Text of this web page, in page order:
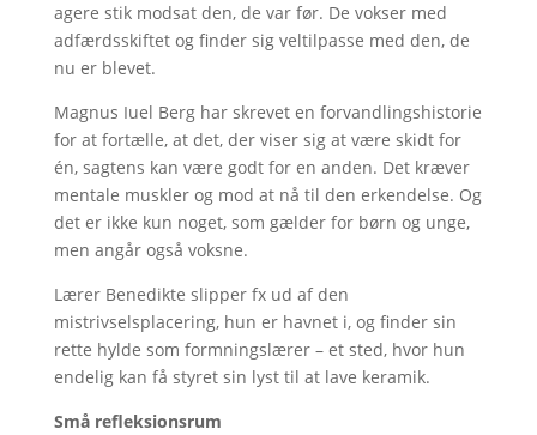
agere stik modsat den, de var før. De vokser med
adfærdsskiftet og finder sig veltilpasse med den, de
nu er blevet.
Magnus Iuel Berg har skrevet en forvandlingshistorie
for at fortælle, at det, der viser sig at være skidt for
én, sagtens kan være godt for en anden. Det kræver
mentale muskler og mod at nå til den erkendelse. Og
det er ikke kun noget, som gælder for børn og unge,
men angår også voksne.
Lærer Benedikte slipper fx ud af den
mistrivselsplacering, hun er havnet i, og finder sin
rette hylde som formningslærer – et sted, hvor hun
endelig kan få styret sin lyst til at lave keramik.
Små refleksionsrum